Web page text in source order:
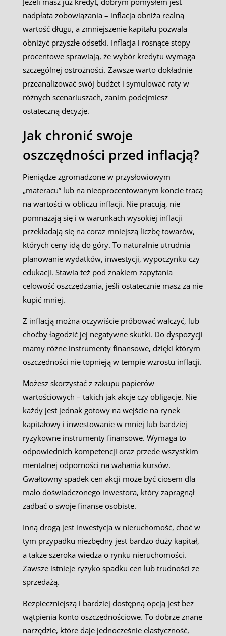
nadpłata zobowiązania – inflacja obniża realną
wartość długu, a zmniejszenie kapitału pozwala
obniżyć przyszłe odsetki. Inflacja i rosnące stopy
procentowe sprawiają, że wybór kredytu wymaga
szczególnej ostrożności. Zawsze warto dokładnie
przeanalizować swój budżet i symulować raty w
różnych scenariuszach, zanim podejmiesz
ostateczną decyzję.
Jak chronić swoje
oszczędności przed inflacją?
Pieniądze zgromadzone w przysłowiowym
„materacu” lub na nieoprocentowanym koncie tracą
na wartości w obliczu inflacji. Nie pracują, nie
pomnażają się i w warunkach wysokiej inflacji
przekładają się na coraz mniejszą liczbę towarów,
których ceny idą do góry. To naturalnie utrudnia
planowanie wydatków, inwestycji, wypoczynku czy
edukacji. Stawia też pod znakiem zapytania
celowość oszczędzania, jeśli ostatecznie masz za nie
kupić mniej.
Z inflacją można oczywiście próbować walczyć, lub
choćby łagodzić jej negatywne skutki. Do dyspozycji
mamy różne instrumenty finansowe, dzięki którym
oszczędności nie topnieją w tempie wzrostu inflacji.
Możesz skorzystać z zakupu papierów
wartościowych – takich jak akcje czy obligacje. Nie
każdy jest jednak gotowy na wejście na rynek
kapitałowy i inwestowanie w mniej lub bardziej
ryzykowne instrumenty finansowe. Wymaga to
odpowiednich kompetencji oraz przede wszystkim
mentalnej odporności na wahania kursów.
Gwałtowny spadek cen akcji może być ciosem dla
mało doświadczonego inwestora, który zapragnął
zadbać o swoje finanse osobiste.
Inną drogą jest inwestycja w nieruchomość, choć w
tym przypadku niezbędny jest bardzo duży kapitał,
a także szeroka wiedza o rynku nieruchomości.
Zawsze istnieje ryzyko spadku cen lub trudności ze
sprzedażą.
Bezpieczniejszą i bardziej dostępną opcją jest bez
wątpienia konto oszczędnościowe. To dobrze znane
narzędzie, które daje jednocześnie elastyczność,